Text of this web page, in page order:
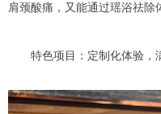
肩颈酸痛，又能通过瑶浴祛除
特色项目：定制化体验，